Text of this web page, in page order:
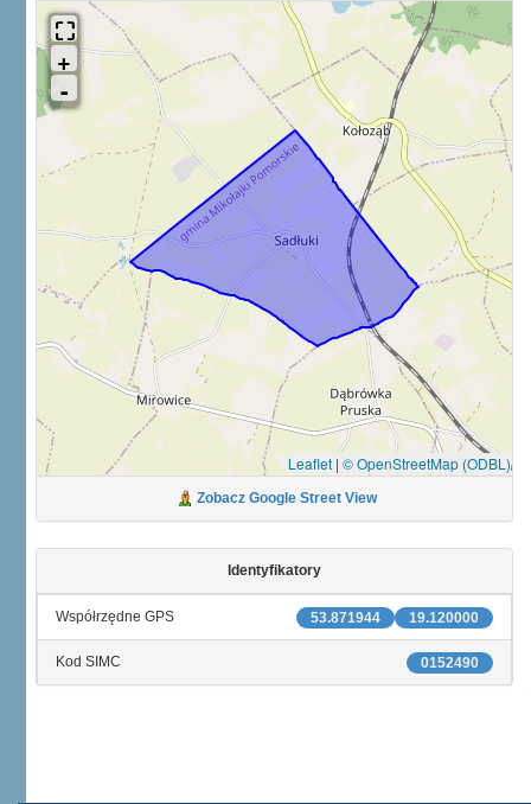
Leaflet | © OpenStreetMap (ODBL)
Zobacz Google Street View
Identyfikatory
19.120000
53.871944
Współrzędne GPS
0152490
Kod SIMC